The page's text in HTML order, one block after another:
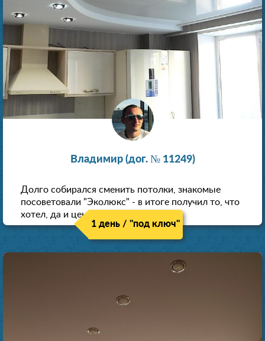
Владимир (дог. № 11249)
Долго собирался сменить потолки, знакомые
посоветовали "Эколюкс" - в итоге получил то, что
хотел, да и цена нормальная.
1 день / "под ключ"